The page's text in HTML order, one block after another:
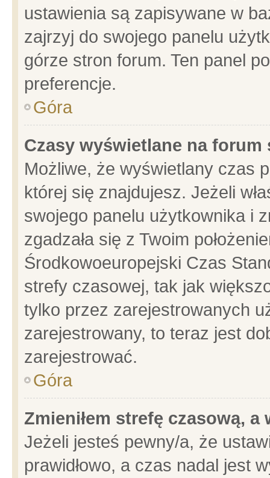
ustawienia są zapisywane w
zajrzyj do swojego panelu
górze stron forum. Ten panel
preferencje.
Góra
Czasy wyświetlane na forum
Możliwe, że wyświetlany czas
której się znajdujesz. Jeżeli
swojego panelu użytkownika i
zgadzała się z Twoim
Środkowoeuropejski Czas
strefy czasowej, tak jak
tylko przez zarejestrowanych
zarejestrowany, to teraz jest
zarejestrować.
Góra
Zmieniłem strefę czasową,
Jeżeli jesteś pewny/a, że
prawidłowo, a czas nadal jest